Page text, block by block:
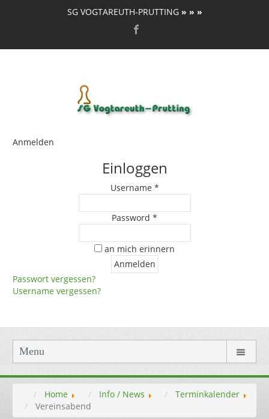
SG VOGTAREUTH-PRUTTING » » »
Anmelden
Einloggen
Username *
Password *
an mich erinnern
Passwort vergessen?
Username vergessen?
Menu
Home Info / News
Terminkalender
Vereinsabend